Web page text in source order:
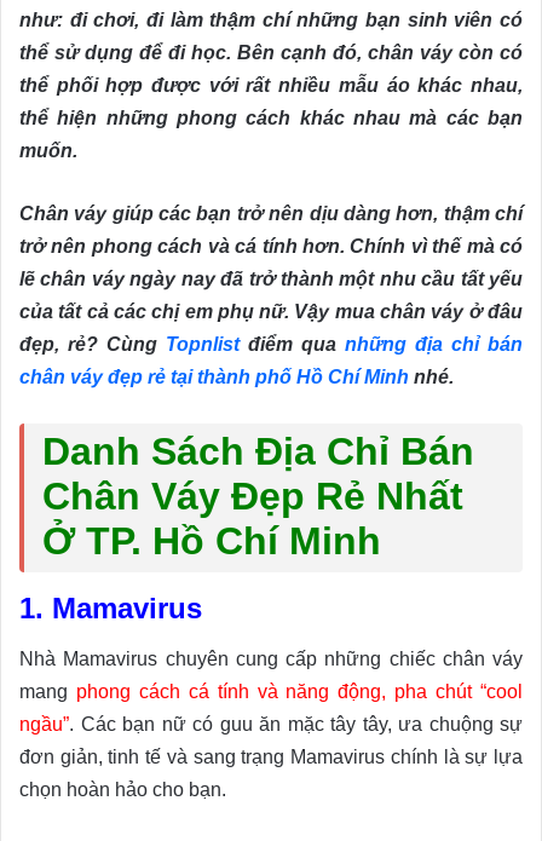
như: đi chơi, đi làm thậm chí những bạn sinh viên có
thể sử dụng để đi học. Bên cạnh đó, chân váy còn có
thể phối hợp được với rất nhiều mẫu áo khác nhau,
thể hiện những phong cách khác nhau mà các bạn
muốn.
Chân váy giúp các bạn trở nên dịu dàng hơn, thậm chí
trở nên phong cách và cá tính hơn. Chính vì thế mà có
lẽ chân váy ngày nay đã trở thành một nhu cầu tất yếu
của tất cả các chị em phụ nữ. Vậy mua chân váy ở đâu
đẹp, rẻ? Cùng Topnlistđiểm qua những địa chỉ bán
chân váy đẹp rẻ tại thành phố Hồ Chí Minh nhé.
Danh Sách Địa Chỉ Bán
Chân Váy Đẹp Rẻ Nhất
Ở TP. Hồ Chí Minh
1. Mamavirus
Nhà Mamavirus chuyên cung cấp những chiếc chân váy
mang phong cách cá tính và năng động, pha chút “cool
ngầu”. Các bạn nữ có guu ăn mặc tây tây, ưa chuộng sự
đơn giản, tinh tế và sang trạng Mamavirus chính là sự lựa
chọn hoàn hảo cho bạn.